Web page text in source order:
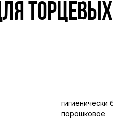
гигиенически
порошковое